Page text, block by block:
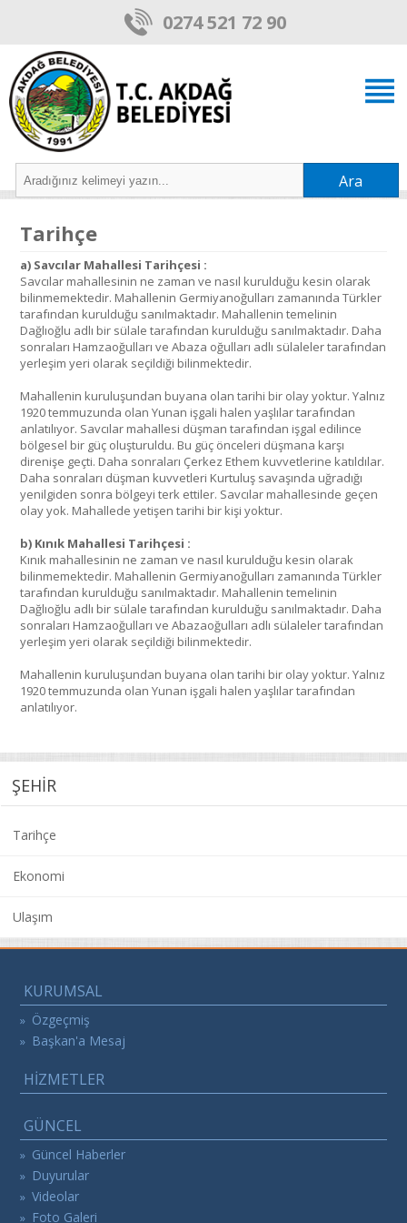
0274 521 72 90
Ara
Tarihçe
a) Savcılar Mahallesi Tarihçesi :
Savcılar mahallesinin ne zaman ve nasıl kurulduğu kesin olarak
bilinmemektedir. Mahallenin Germiyanoğulları zamanında Türkler
tarafından kurulduğu sanılmaktadır. Mahallenin temelinin
Dağlıoğlu adlı bir sülale tarafından kurulduğu sanılmaktadır. Daha
sonraları Hamzaoğulları ve Abaza oğulları adlı sülaleler tarafından
yerleşim yeri olarak seçildiği bilinmektedir.
Mahallenin kuruluşundan buyana olan tarihi bir olay yoktur. Yalnız
1920 temmuzunda olan Yunan işgali halen yaşlılar tarafından
anlatılıyor. Savcılar mahallesi düşman tarafından işgal edilince
bölgesel bir güç oluşturuldu. Bu güç önceleri düşmana karşı
direnişe geçti. Daha sonraları Çerkez Ethem kuvvetlerine katıldılar.
Daha sonraları düşman kuvvetleri Kurtuluş savaşında uğradığı
yenilgiden sonra bölgeyi terk ettiler. Savcılar mahallesinde geçen
olay yok. Mahallede yetişen tarihi bir kişi yoktur.
b) Kınık Mahallesi Tarihçesi :
Kınık mahallesinin ne zaman ve nasıl kurulduğu kesin olarak
bilinmemektedir. Mahallenin Germiyanoğulları zamanında Türkler
tarafından kurulduğu sanılmaktadır. Mahallenin temelinin
Dağlıoğlu adlı bir sülale tarafından kurulduğu sanılmaktadır. Daha
sonraları Hamzaoğulları ve Abazaoğulları adlı sülaleler tarafından
yerleşim yeri olarak seçildiği bilinmektedir.
Mahallenin kuruluşundan buyana olan tarihi bir olay yoktur. Yalnız
1920 temmuzunda olan Yunan işgali halen yaşlılar tarafından
anlatılıyor.
ŞEHİR
Tarihçe
Ekonomi
Ulaşım
KURUMSAL
» Özgeçmiş
» Başkan'a Mesaj
HİZMETLER
GÜNCEL
» Güncel Haberler
» Duyurular
» Videolar
» Foto Galeri